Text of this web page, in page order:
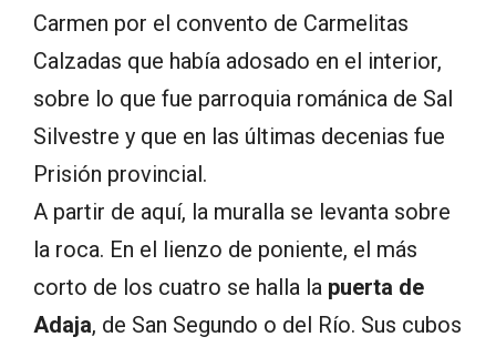
Carmen por el convento de Carmelitas
Calzadas que había adosado en el interior,
sobre lo que fue parroquia románica de Sal
Silvestre y que en las últimas decenias fue
Prisión provincial.
A partir de aquí, la muralla se levanta sobre
la roca. En el lienzo de poniente, el más
corto de los cuatro se halla la puerta de
Adaja, de San Segundo o del Río. Sus cubos